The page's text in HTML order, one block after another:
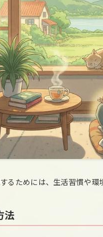
るためには、生活習慣や環
法